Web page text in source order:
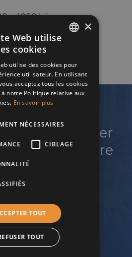
– 4000 Liège
développer
et faire croître
?
d’affaires du B19 !
membre
FRENCH
DUTCH
×
Web utilise
cookies
utilise des cookies pour
utilisateur. En utilisant
acceptez tous les cookies
notre Politique relative aux
En savoir plus
NÉCESSAIRES
CIBLAGE
TOUT
TOUT